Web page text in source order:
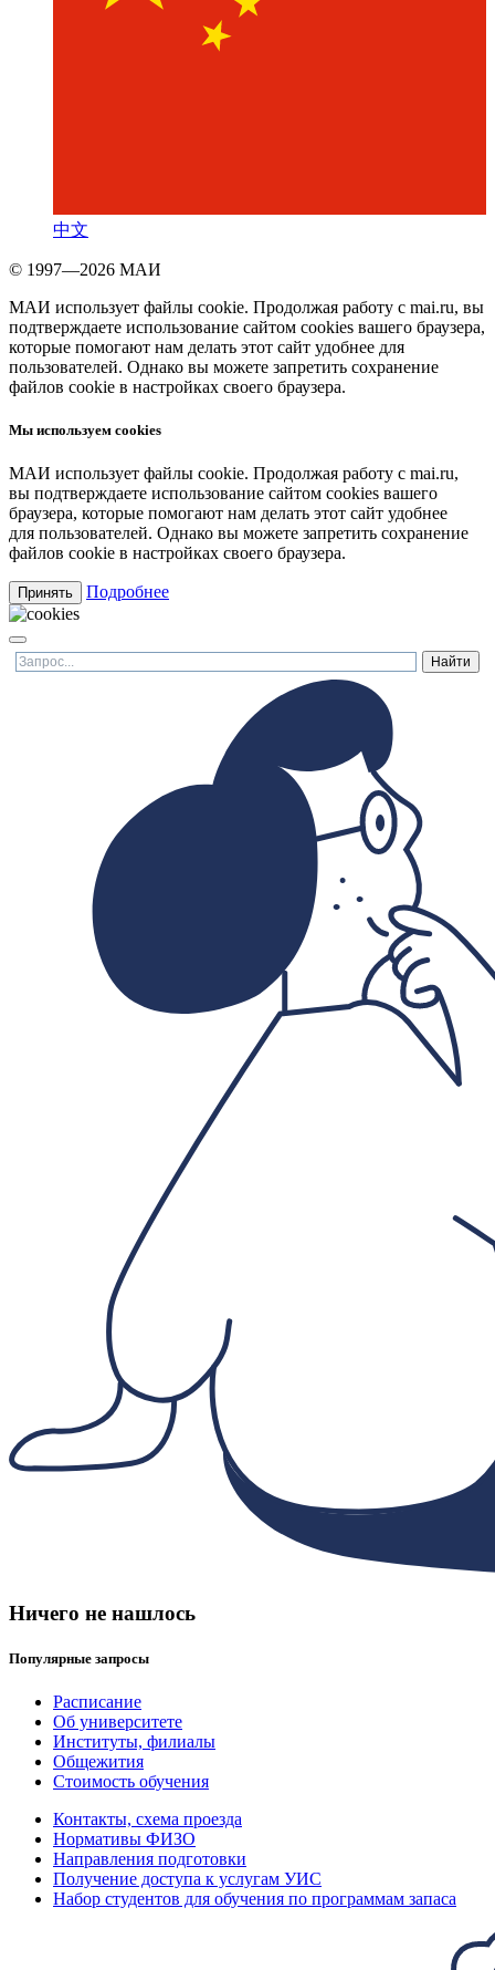
中文
© 1997—2026 МАИ
МАИ использует файлы cookie. Продолжая работу с mai.ru, вы
подтверждаете использование сайтом cookies вашего браузера,
которые помогают нам делать этот сайт удобнее для
пользователей. Однако вы можете запретить сохранение
файлов cookie в настройках своего браузера.
Мы используем cookies
МАИ использует файлы cookie. Продолжая работу с mai.ru,
вы подтверждаете использование сайтом cookies вашего
браузера, которые помогают нам делать этот сайт удобнее
для пользователей. Однако вы можете запретить сохранение
файлов cookie в настройках своего браузера.
Принять Подробнее
Ничего не нашлось
Популярные запросы
Расписание
Об университете
Институты, филиалы
Общежития
Стоимость обучения
Контакты, схема проезда
Нормативы ФИЗО
Направления подготовки
Получение доступа к услугам УИС
Набор студентов для обучения по программам запаса